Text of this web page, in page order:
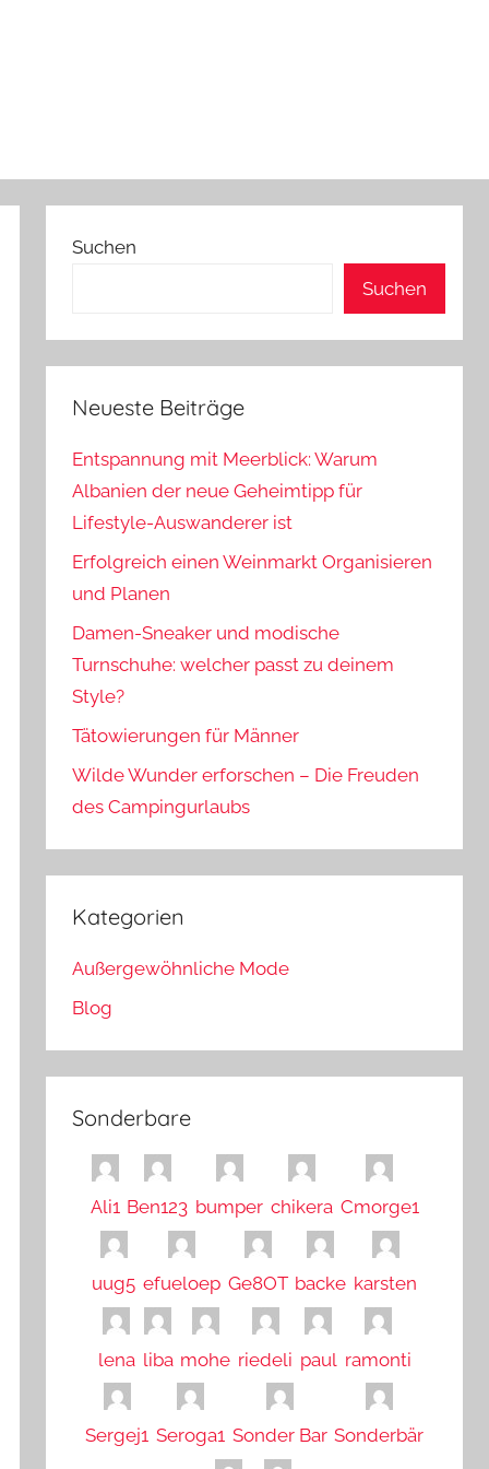
Suchen
Suchen
Neueste Beiträge
Entspannung mit Meerblick: Warum
Albanien der neue Geheimtipp für
Lifestyle-Auswanderer ist
Erfolgreich einen Weinmarkt Organisieren
und Planen
Damen-Sneaker und modische
Turnschuhe: welcher passt zu deinem
Style?
Tätowierungen für Männer
Wilde Wunder erforschen – Die Freuden
des Campingurlaubs
Kategorien
Außergewöhnliche Mode
Blog
Sonderbare
Ali1 Ben123 bumper chikera Cmorge1
uug5 efueloep Ge8OT backe karsten
lena liba mohe riedeli paul ramonti
Sergej1 Seroga1 Sonder Bar Sonderbär